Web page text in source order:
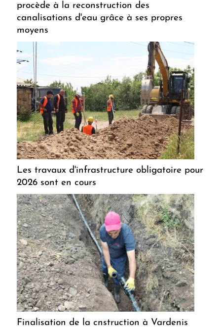
procède à la reconstruction des
canalisations d'eau grâce à ses propres
moyens
Les travaux d'infrastructure obligatoire pour
2026 sont en cours
Finalisation de la cnstruction à Vardenis